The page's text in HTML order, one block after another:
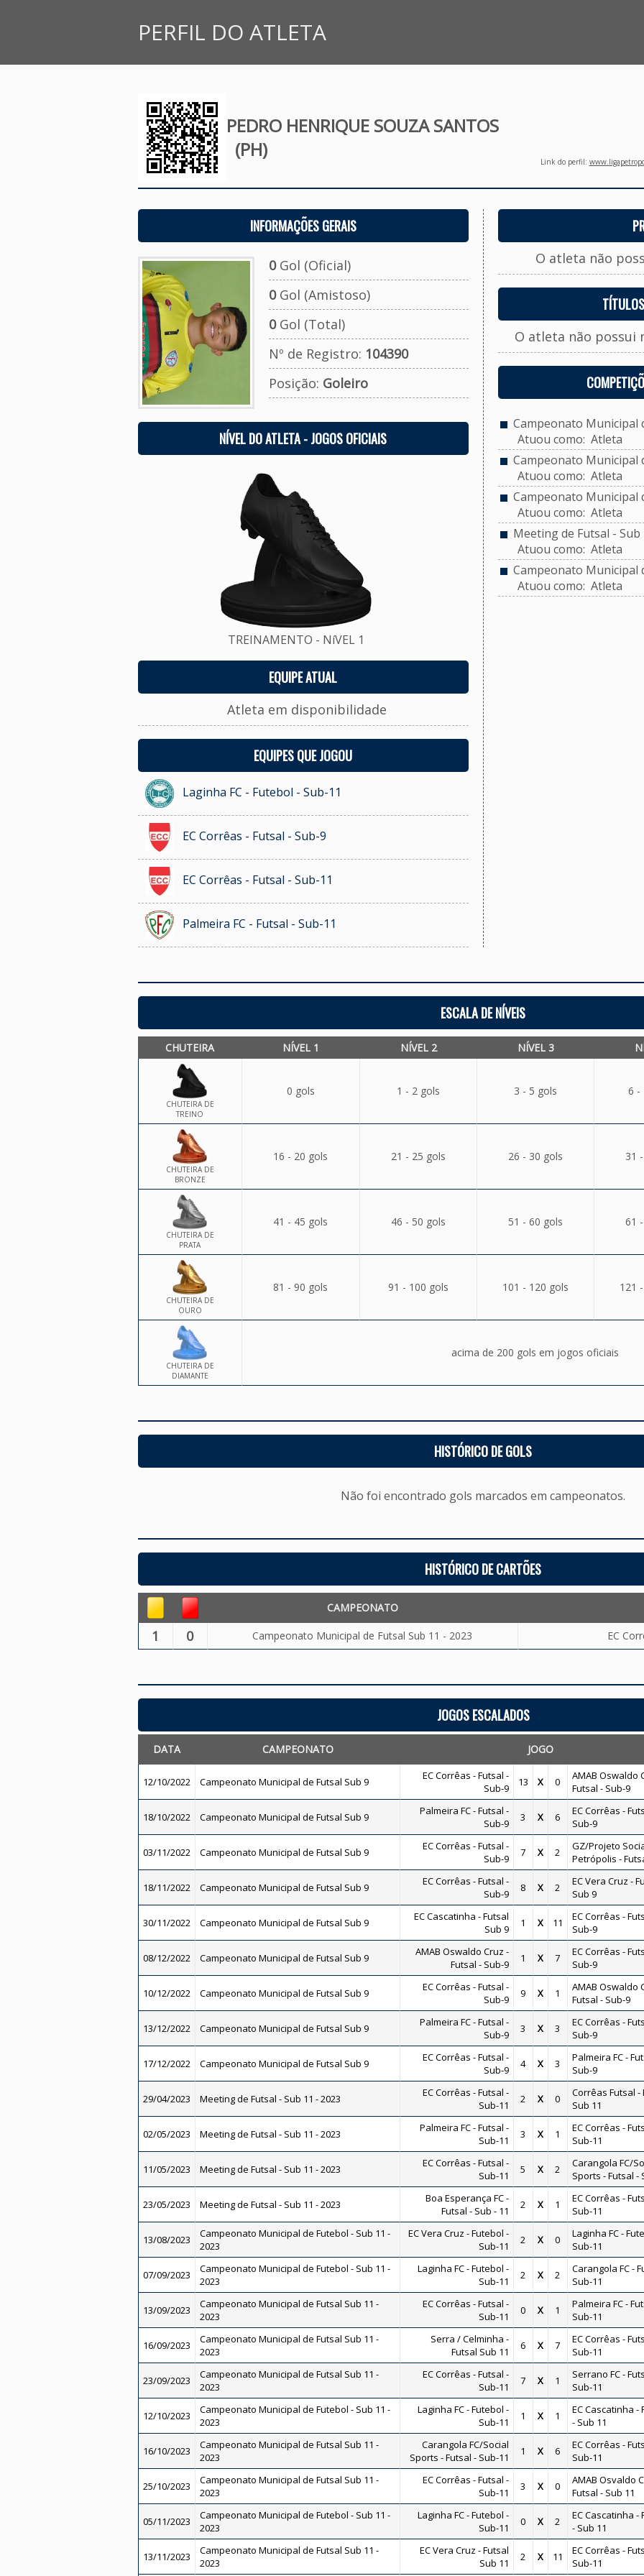
PERFIL DO ATLETA
PEDRO HENRIQUE SOUZA SANTOS
(PH)
Link do perfil:
INFORMAÇÕES GERAIS
0Gol (Oficial)
0Gol (Amistoso)
0Gol (Total)
Nº de Registro: 104390
Posição: Goleiro
NÍVEL DO ATLETA - JOGOS OFICIAIS
TREINAMENTO - NíVEL 1
EQUIPE ATUAL
Atleta em disponibilidade
EQUIPES QUE JOGOU
Laginha FC - Futebol - Sub-11
EC Corrêas - Futsal - Sub-9
EC Corrêas - Futsal - Sub-11
Palmeira FC - Futsal - Sub-11
O atleta não
O atleta não possui
Campeonato Municipal
Atuou como: Atleta
Campeonato Municipal
Atuou como: Atleta
Campeonato Municipal
Atuou como: Atleta
Meeting de Futsal - Sub
Atuou como: Atleta
Campeonato Municipal
Atuou como: Atleta
ESCALA DE NÍVEIS
CHUTEIRA NÍVEL 1 NÍVEL 2 NÍVEL 3
CHUTEIRA DE
TREINO
0 gols 1 - 2 gols 3 - 5 gols 6 -
CHUTEIRA DE
BRONZE
16 - 20 gols 21 - 25 gols 26 - 30 gols 31
CHUTEIRA DE
PRATA
41 - 45 gols 46 - 50 gols 51 - 60 gols 61
CHUTEIRA DE
OURO
81 - 90 gols 91 - 100 gols 101 - 120 gols 121
CHUTEIRA DE
DIAMANTE
acima de 200 gols em jogos oficiais
HISTÓRICO DE GOLS
Não foi encontrado gols marcados em campeonatos.
HISTÓRICO DE CARTÕES
CAMPEONATO
1 0 Campeonato Municipal de Futsal Sub 11 - 2023 EC
JOGOS ESCALADOS
DATA CAMPEONATO JOGO
12/10/2022 Campeonato Municipal de Futsal Sub 9
EC Corrêas - Futsal -
Sub-9
13 X 0
AMAB Oswaldo
Futsal - Sub-9
18/10/2022 Campeonato Municipal de Futsal Sub 9
Palmeira FC - Futsal -
Sub-9
3 X 6
EC Corrêas -
Sub-9
03/11/2022 Campeonato Municipal de Futsal Sub 9
EC Corrêas - Futsal -
Sub-9
7 X 2
GZ/Projeto
Petrópolis -
18/11/2022 Campeonato Municipal de Futsal Sub 9
EC Corrêas - Futsal -
Sub-9
8 X 2
EC Vera Cruz -
Sub 9
30/11/2022 Campeonato Municipal de Futsal Sub 9
EC Cascatinha - Futsal
Sub 9
1 X 11
EC Corrêas -
Sub-9
08/12/2022 Campeonato Municipal de Futsal Sub 9
AMAB Oswaldo Cruz -
Futsal - Sub-9
1 X 7
EC Corrêas -
Sub-9
10/12/2022 Campeonato Municipal de Futsal Sub 9
EC Corrêas - Futsal -
Sub-9
9 X 1
AMAB Oswaldo
Futsal - Sub-9
13/12/2022 Campeonato Municipal de Futsal Sub 9
Palmeira FC - Futsal -
Sub-9
3 X 3
EC Corrêas -
Sub-9
17/12/2022 Campeonato Municipal de Futsal Sub 9
EC Corrêas - Futsal -
Sub-9
4 X 3
Palmeira FC -
Sub-9
29/04/2023 Meeting de Futsal - Sub 11 - 2023
EC Corrêas - Futsal -
Sub-11
2 X 0
Corrêas Futsal -
Sub 11
02/05/2023 Meeting de Futsal - Sub 11 - 2023
Palmeira FC - Futsal -
Sub-11
3 X 1
EC Corrêas -
Sub-11
11/05/2023 Meeting de Futsal - Sub 11 - 2023
EC Corrêas - Futsal -
Sub-11
5 X 2
Carangola FC/
Sports - Futsal -
23/05/2023 Meeting de Futsal - Sub 11 - 2023
Boa Esperança FC -
Futsal - Sub - 11
2 X 1
EC Corrêas -
Sub-11
13/08/2023
Campeonato Municipal de Futebol - Sub 11 -
2023
EC Vera Cruz - Futebol -
Sub-11
2 X 0
Laginha FC -
Sub-11
07/09/2023
Campeonato Municipal de Futebol - Sub 11 -
2023
Laginha FC - Futebol -
Sub-11
2 X 2
Carangola FC -
Sub-11
13/09/2023
Campeonato Municipal de Futsal Sub 11 -
2023
EC Corrêas - Futsal -
Sub-11
0 X 1
Palmeira FC -
Sub-11
16/09/2023
Campeonato Municipal de Futsal Sub 11 -
2023
Serra / Celminha -
Futsal Sub 11
6 X 7
EC Corrêas -
Sub-11
23/09/2023
Campeonato Municipal de Futsal Sub 11 -
2023
EC Corrêas - Futsal -
Sub-11
7 X 1
Serrano FC -
Sub-11
12/10/2023
Campeonato Municipal de Futebol - Sub 11 -
2023
Laginha FC - Futebol -
Sub-11
1 X 1
EC Cascatinha -
- Sub 11
16/10/2023
Campeonato Municipal de Futsal Sub 11 -
2023
Carangola FC/Social
Sports - Futsal - Sub-11
1 X 6
EC Corrêas -
Sub-11
25/10/2023
Campeonato Municipal de Futsal Sub 11 -
2023
EC Corrêas - Futsal -
Sub-11
3 X 0
AMAB Osvaldo
Futsal - Sub 11
05/11/2023
Campeonato Municipal de Futebol - Sub 11 -
2023
Laginha FC - Futebol -
Sub-11
0 X 2
EC Cascatinha -
- Sub 11
13/11/2023
Campeonato Municipal de Futsal Sub 11 -
2023
EC Vera Cruz - Futsal
Sub 11
2 X 11
EC Corrêas -
Sub-11